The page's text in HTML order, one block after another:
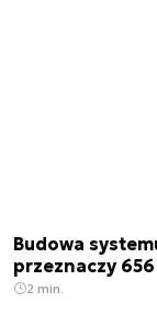
Budowa
przeznaczy
2 min.